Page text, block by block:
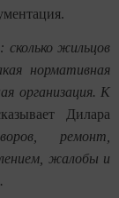
сколько жильцов
нормативная
организация. К
Дилара
ремонт,
жалобы и